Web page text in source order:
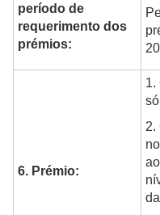
período de
requerimento dos
prémios:
6. Prémio:
1.
2.